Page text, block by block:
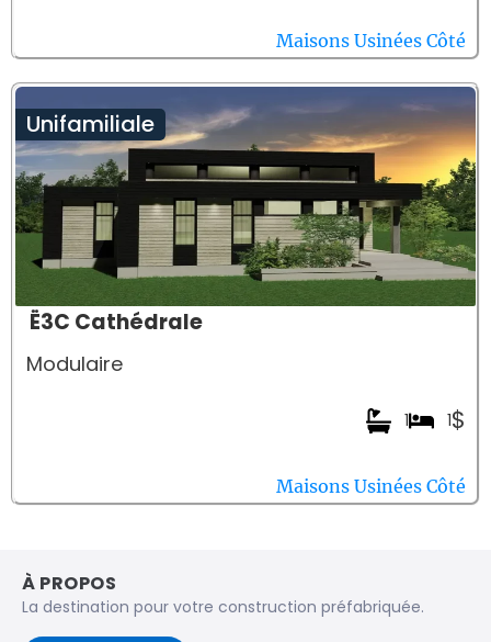
Maisons Usinées Côté
Unifamiliale
Ë3C Cathédrale
Modulaire
$
1
1
Maisons Usinées Côté
À PROPOS
La destination pour votre construction préfabriquée.